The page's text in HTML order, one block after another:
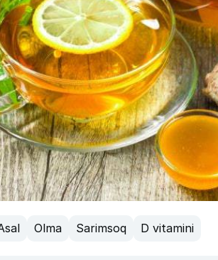
Olma Sarimsoq D vitamini